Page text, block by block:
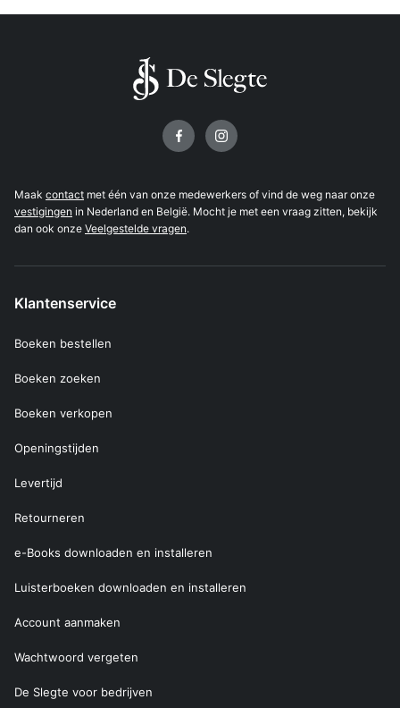
Maak contact met één van onze medewerkers of vind de weg naar onze
vestigingen in Nederland en België. Mocht je met een vraag zitten, bekijk
dan ook onze Veelgestelde vragen.
Klantenservice
Boeken bestellen
Boeken zoeken
Boeken verkopen
Openingstijden
Levertijd
Retourneren
e-Books downloaden en installeren
Luisterboeken downloaden en installeren
Account aanmaken
Wachtwoord vergeten
De Slegte voor bedrijven